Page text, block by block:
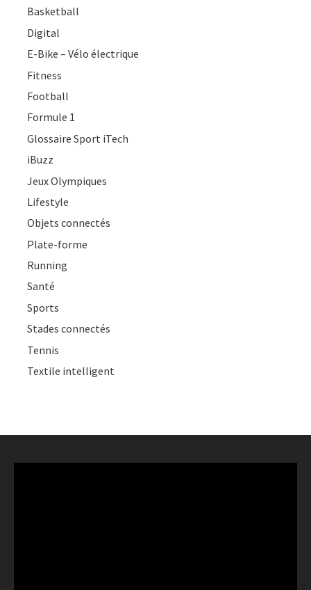
Basketball
Digital
E-Bike – Vélo électrique
Fitness
Football
Formule 1
Glossaire Sport iTech
iBuzz
Jeux Olympiques
Lifestyle
Objets connectés
Plate-forme
Running
Santé
Sports
Stades connectés
Tennis
Textile intelligent